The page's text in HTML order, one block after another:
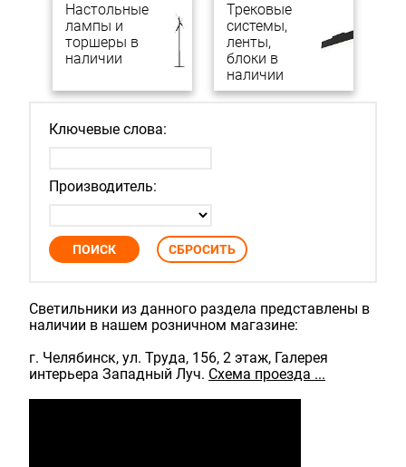
Настольные
лампы и
торшеры в
наличии
Трековые
системы,
ленты,
блоки в
наличии
Ключевые слова:
Производитель:
Светильники из данного раздела представлены в
наличии в нашем розничном магазине:
г. Челябинск, ул. Труда, 156, 2 этаж, Галерея
интерьера Западный Луч. Схема проезда ...